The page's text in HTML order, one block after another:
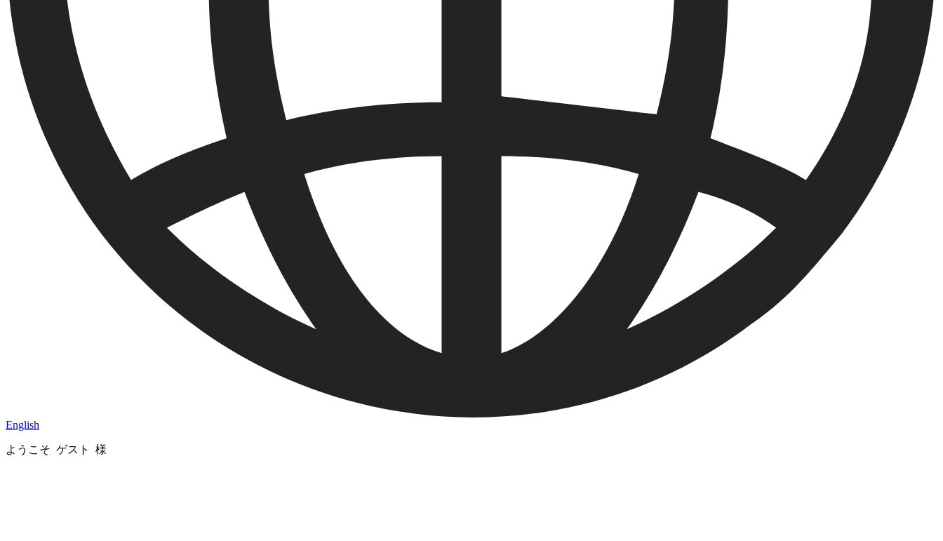
English
ようこそ ゲスト 様